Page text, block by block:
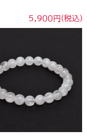
5,900円(税込)